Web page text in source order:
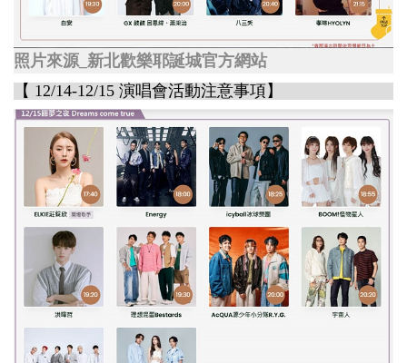
照片來源_新北歡樂耶誕城官方網站
【 12/14-12/15 演唱會活動注意事項】